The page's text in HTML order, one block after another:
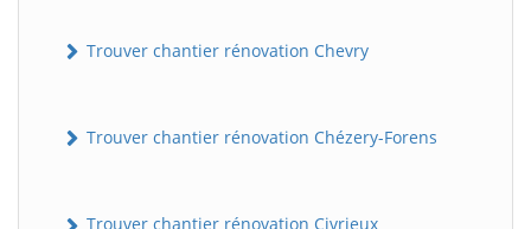
Trouver chantier rénovation Chevry
Trouver chantier rénovation Chézery-Forens
Trouver chantier rénovation Civrieux